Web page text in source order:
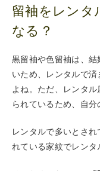
留袖をレンタ
なる？
黒留袖や色留袖は、
いため、レンタルで
よね。ただ、レンタ
られているため、自分
レンタルで多いとさ
れている家紋でレンタ